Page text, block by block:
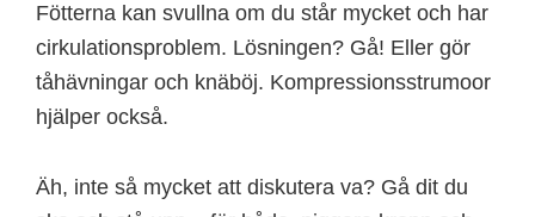
Fötterna kan svullna om du står mycket och har
cirkulationsproblem. Lösningen? Gå! Eller gör
tåhävningar och knäböj. Kompressionsstrumoor
hjälper också.
Äh, inte så mycket att diskutera va? Gå dit du